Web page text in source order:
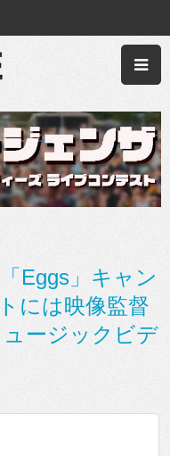
Eggs」キャン
には映像監督
ージックビデ